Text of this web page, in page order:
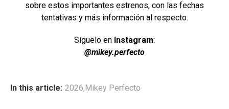
sobre estos importantes estrenos, con las fechas
tentativas y más información al respecto.
Síguelo en Instagram:
@mikey.perfecto
In this article: 2026,Mikey Perfecto